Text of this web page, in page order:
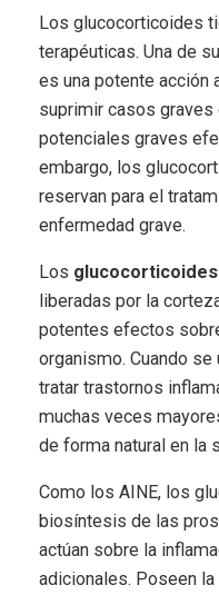
Los glucocorticoides
terapéuticas. Una de
es una potente acción
suprimir casos graves
potenciales graves
embargo, los
reservan para el
enfermedad grave.
Los glucocorticoides
liberadas por la
potentes efectos
organismo. Cuando
tratar trastornos
muchas veces
de forma natural en la
Como los AINE, los
biosíntesis de las
actúan sobre la
adicionales. Poseen